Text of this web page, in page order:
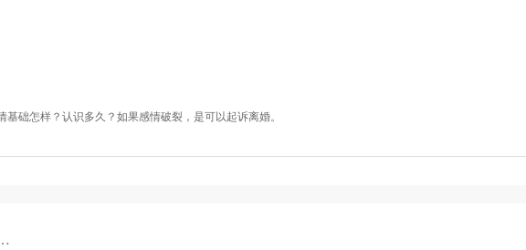
础怎样？认识多久？如果感情破裂，是可以起诉离婚。